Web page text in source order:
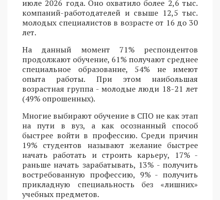
июле 2026 года. Оно охватило более 2,6 тыс.
компаний-работодателей и свыше 12,5 тыс.
молодых специалистов в возрасте от 16 до 30
лет.
На данный момент 71% респондентов
продолжают обучение, 61% получают среднее
специальное образование, 54% не имеют
опыта работы. При этом наибольшая
возрастная группа - молодые люди 18-21 лет
(49% опрошенных).
Многие выбирают обучение в СПО не как этап
на пути в вуз, а как осознанный способ
быстрее войти в профессию. Среди причин
19% студентов называют желание быстрее
начать работать и строить карьеру, 17% -
раньше начать зарабатывать, 13% - получить
востребованную профессию, 9% - получить
прикладную специальность без «лишних»
учебных предметов.